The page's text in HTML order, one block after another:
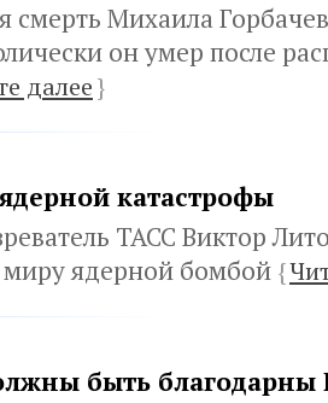
смерть Михаила
он умер после
далее}
катастрофы
ТАСС Виктор
ядерной бомбой {
быть благодарны